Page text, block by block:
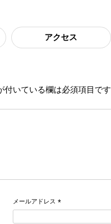
アクセス
付いている欄は必須項目です
メールアドレス *